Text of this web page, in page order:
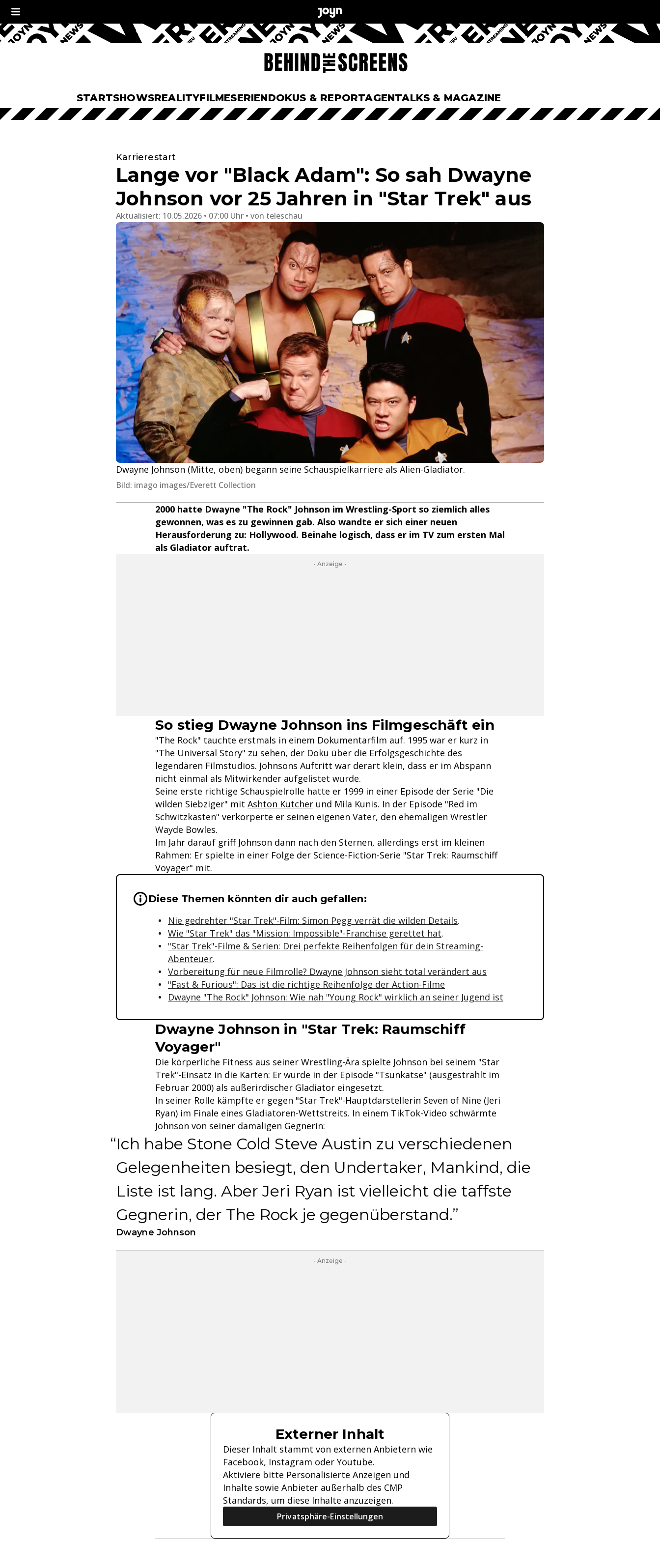
STARTSHOWSREALITYFILMESERIENDOKUS & REPORTAGENTALKS & MAGAZINE
Karrierestart
Lange vor "Black Adam": So sah Dwayne
Johnson vor 25 Jahren in "Star Trek" aus
Aktualisiert: 10.05.2026 • 07:00 Uhr von teleschau
Dwayne Johnson (Mitte, oben) begann seine Schauspielkarriere als Alien-Gladiator.
Bild: imago images/Everett Collection
2000 hatte Dwayne "The Rock" Johnson im Wrestling-Sport so ziemlich alles
gewonnen, was es zu gewinnen gab. Also wandte er sich einer neuen
Herausforderung zu: Hollywood. Beinahe logisch, dass er im TV zum ersten Mal
als Gladiator auftrat.
- Anzeige -
So stieg Dwayne Johnson ins Filmgeschäft ein
"The Rock" tauchte erstmals in einem Dokumentarfilm auf. 1995 war er kurz in
"The Universal Story" zu sehen, der Doku über die Erfolgsgeschichte des
legendären Filmstudios. Johnsons Auftritt war derart klein, dass er im Abspann
nicht einmal als Mitwirkender aufgelistet wurde.
Seine erste richtige Schauspielrolle hatte er 1999 in einer Episode der Serie "Die
wilden Siebziger" mit Ashton Kutcher und Mila Kunis. In der Episode "Red im
Schwitzkasten" verkörperte er seinen eigenen Vater, den ehemaligen Wrestler
Wayde Bowles.
Im Jahr darauf griff Johnson dann nach den Sternen, allerdings erst im kleinen
Rahmen: Er spielte in einer Folge der Science-Fiction-Serie "Star Trek: Raumschiff
Voyager" mit.
Wichtige Hinweise & Informationen zum Inhalt
Diese Themen könnten dir auch gefallen:
Nie gedrehter "Star Trek"-Film: Simon Pegg verrät die wilden Details.
Wie "Star Trek" das "Mission: Impossible"-Franchise gerettet hat.
"Star Trek"-Filme & Serien: Drei perfekte Reihenfolgen für dein Streaming-
Abenteuer.
Vorbereitung für neue Filmrolle? Dwayne Johnson sieht total verändert aus
"Fast & Furious": Das ist die richtige Reihenfolge der Action-Filme
Dwayne "The Rock" Johnson: Wie nah "Young Rock" wirklich an seiner Jugend ist
Dwayne Johnson in "Star Trek: Raumschiff
Voyager"
Die körperliche Fitness aus seiner Wrestling-Ära spielte Johnson bei seinem "Star
Trek"-Einsatz in die Karten: Er wurde in der Episode "Tsunkatse" (ausgestrahlt im
Februar 2000) als außerirdischer Gladiator eingesetzt.
In seiner Rolle kämpfte er gegen "Star Trek"-Hauptdarstellerin Seven of Nine (Jeri
Ryan) im Finale eines Gladiatoren-Wettstreits. In einem TikTok-Video schwärmte
Johnson von seiner damaligen Gegnerin:
Ich habe Stone Cold Steve Austin zu verschiedenen
Gelegenheiten besiegt, den Undertaker, Mankind, die
Liste ist lang. Aber Jeri Ryan ist vielleicht die taffste
Gegnerin, der The Rock je gegenüberstand.
Dwayne Johnson
- Anzeige -
Externer Inhalt
Dieser Inhalt stammt von externen Anbietern wie
Facebook, Instagram oder Youtube.
Aktiviere bitte Personalisierte Anzeigen und
Inhalte sowie Anbieter außerhalb des CMP
Standards, um diese Inhalte anzuzeigen.
Privatsphäre-Einstellungen